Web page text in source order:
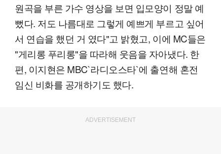
원곡을 부른 가수 영상을 보면 입모양이 정말 예
뻤다. 저도 나름대로 그렇게 예쁘게 부르고 싶어
서 연습을 했던 거 였다"고 밝혔고, 이에 MC들은
"게리롱 푸리롱"을 따라해 웃음을 자아냈다. 한
편, 이지현은 MBC`라디오스타`에 출연해 혼전
임신 비화를 공개하기도 했다.
ADVERTISEMENT